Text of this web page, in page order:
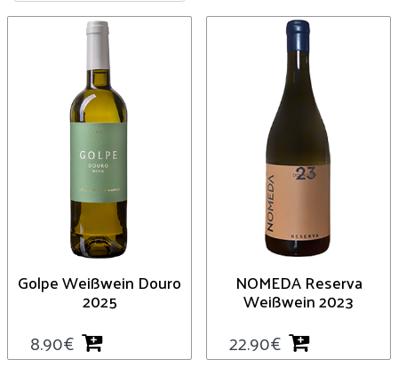
Golpe Weißwein Douro
2025
8.90€
NOMEDA Reserva
Weißwein 2023
22.90€